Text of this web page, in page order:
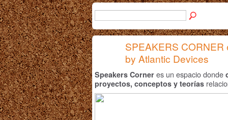
SPEAKERS
by Atlantic Devices
Speakers Corner es un espacio donde
proyectos, conceptos y teorías